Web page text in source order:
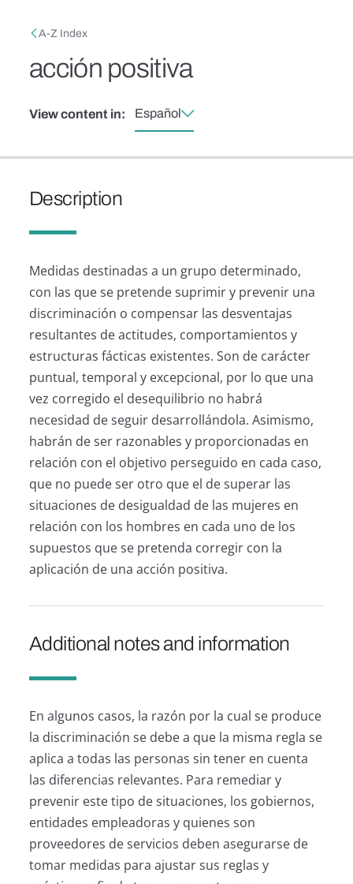
Breadcrumb
A-Z Index
acción positiva
View content in: Español
Description
Medidas destinadas a un grupo determinado,
con las que se pretende suprimir y prevenir una
discriminación o compensar las desventajas
resultantes de actitudes, comportamientos y
estructuras fácticas existentes. Son de carácter
puntual, temporal y excepcional, por lo que una
vez corregido el desequilibrio no habrá
necesidad de seguir desarrollándola. Asimismo,
habrán de ser razonables y proporcionadas en
relación con el objetivo perseguido en cada caso,
que no puede ser otro que el de superar las
situaciones de desigualdad de las mujeres en
relación con los hombres en cada uno de los
supuestos que se pretenda corregir con la
aplicación de una acción positiva.
Additional notes and information
En algunos casos, la razón por la cual se produce
la discriminación se debe a que la misma regla se
aplica a todas las personas sin tener en cuenta
las diferencias relevantes. Para remediar y
prevenir este tipo de situaciones, los gobiernos,
entidades empleadoras y quienes son
proveedores de servicios deben asegurarse de
tomar medidas para ajustar sus reglas y